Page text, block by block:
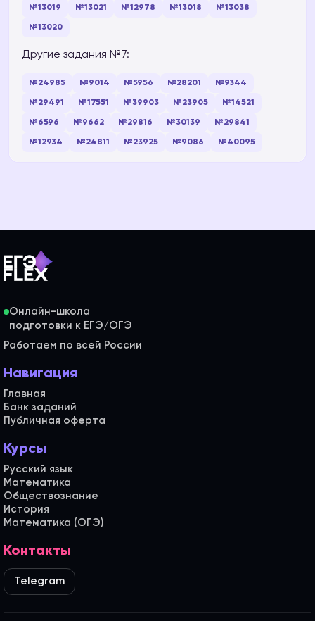
№13019 №13021 №12978 №13018 №13038
№13020
Другие задания №7:
№24985 №9014 №5956 №28201 №9344
№29491 №17551 №39903 №23905 №14521
№6596 №9662 №29816 №30139 №29841
№12934 №24811 №23925 №9086 №40095
Онлайн-школа
Работаем по всей России
Навигация
Главная
Банк заданий
Публичная оферта
Курсы
Русский язык
Математика
Обществознание
История
Математика (ОГЭ)
Контакты
Telegram